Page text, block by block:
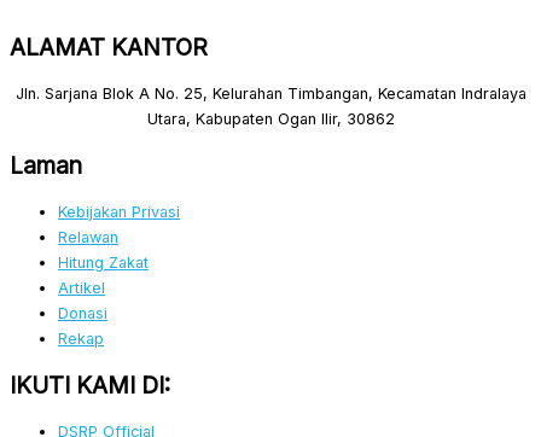
ALAMAT KANTOR
Jln. Sarjana Blok A No. 25, Kelurahan Timbangan, Kecamatan Indralaya
Utara, Kabupaten Ogan Ilir, 30862
Laman
Kebijakan Privasi
Relawan
Hitung Zakat
Artikel
Donasi
Rekap
IKUTI KAMI DI:
DSRP Official